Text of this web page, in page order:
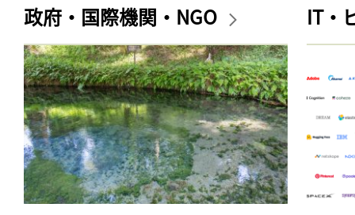
政府・国際機関・NGO IT・